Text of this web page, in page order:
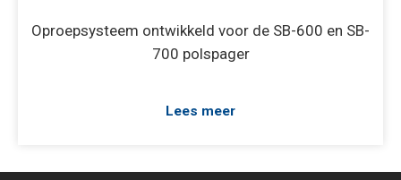
Oproepsysteem ontwikkeld voor de SB-600 en SB-
700 polspager
Lees meer